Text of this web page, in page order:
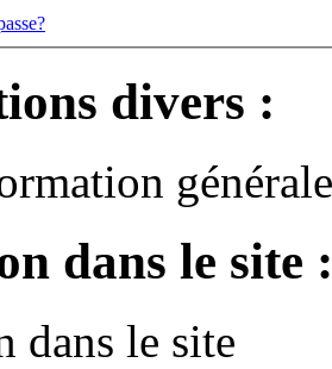
divers :
dans le site :
dans le site